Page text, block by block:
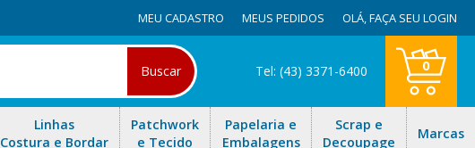
MEU CADASTRO MEUS PEDIDOS OLÁ,FAÇA SEU LOGIN
Buscar Tel: (43) 3371-6400 0
Linhas
Costura e Bordar
Patchwork
e Tecido
Papelaria e
Embalagens
Scrap e
Decoupage
Marcas